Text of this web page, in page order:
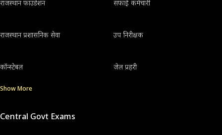
राजस्थान फाउंडेशन सफाई कर्मचारी
राजस्थान प्रशासनिक सेवा उप निरीक्षक
कॉन्स्टेबल जेल प्रहरी
Show More
Central Govt Exams